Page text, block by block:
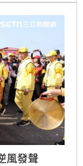
人，難以重建
風發聲